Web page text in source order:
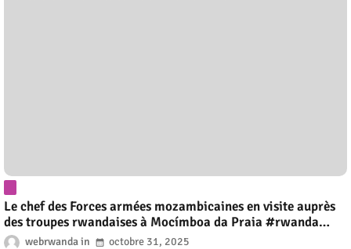
Le chef des Forces armées mozambicaines en visite auprès
des troupes rwandaises à Mocímboa da Praia #rwanda
#RwOTwebrwanda octobre 31, 2025